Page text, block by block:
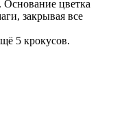
цветка
закрывая все
5 крокусов.